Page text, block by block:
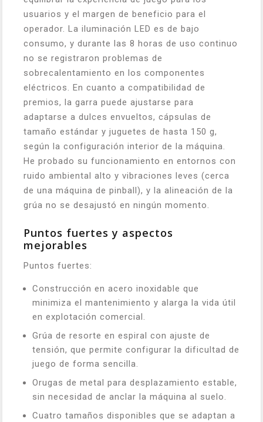
usuarios y el margen de beneficio para el
operador. La iluminación LED es de bajo
consumo, y durante las 8 horas de uso continuo
no se registraron problemas de
sobrecalentamiento en los componentes
eléctricos. En cuanto a compatibilidad de
premios, la garra puede ajustarse para
adaptarse a dulces envueltos, cápsulas de
tamaño estándar y juguetes de hasta 150 g,
según la configuración interior de la máquina.
He probado su funcionamiento en entornos con
ruido ambiental alto y vibraciones leves (cerca
de una máquina de pinball), y la alineación de la
grúa no se desajustó en ningún momento.
Puntos fuertes y aspectos
mejorables
Puntos fuertes:
Construcción en acero inoxidable que
minimiza el mantenimiento y alarga la vida útil
en explotación comercial.
Grúa de resorte en espiral con ajuste de
tensión, que permite configurar la dificultad de
juego de forma sencilla.
Orugas de metal para desplazamiento estable,
sin necesidad de anclar la máquina al suelo.
Cuatro tamaños disponibles que se adaptan a